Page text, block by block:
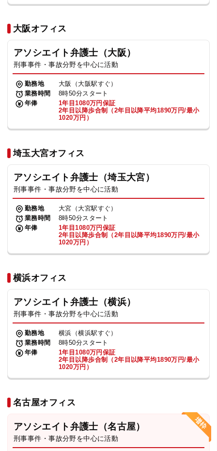
大阪オフィス
アソシエイト弁護士（大阪）
刑事事件・事故分野を中心に活動
勤務地
大阪（大阪駅すぐ）
業務時間
8時50分スタート
年俸
1年目1080万円保証
2年目以降歩合制（2年目以降平均1890万円/最小
1020万円）
埼玉大宮オフィス
アソシエイト弁護士（埼玉大宮）
刑事事件・事故分野を中心に活動
勤務地
大宮（大宮駅すぐ）
業務時間
8時50分スタート
年俸
1年目1080万円保証
2年目以降歩合制（2年目以降平均1890万円/最小
1020万円）
横浜オフィス
アソシエイト弁護士（横浜）
刑事事件・事故分野を中心に活動
勤務地
横浜（横浜駅すぐ）
業務時間
8時50分スタート
年俸
1年目1080万円保証
2年目以降歩合制（2年目以降平均1890万円/最小
1020万円）
名古屋オフィス
アソシエイト弁護士（名古屋）
刑事事件・事故分野を中心に活動
法人グループ
プライバシーポリシー 利用規約
TikTok受賞 定義集 動画集